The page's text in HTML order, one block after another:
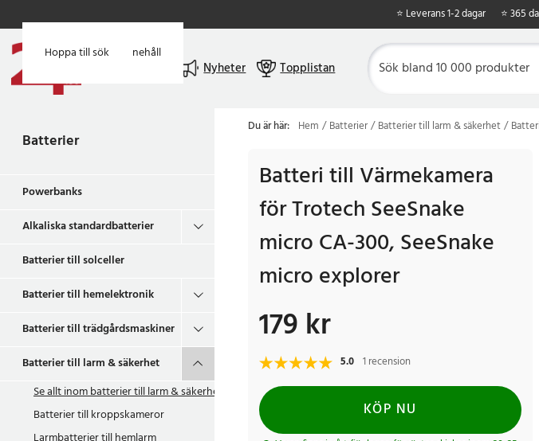
Hoppa till huvudinnehåll
Hoppa till sök
⭐ Leverans 1-2 dagar ⭐ 365
Nyheter Topplistan
Batterier
Powerbanks
Alkaliska standardbatterier
Batterier till solceller
Batterier till hemelektronik
Batterier till trädgårdsmaskiner
Batterier till larm & säkerhet
Se allt inombatterier till larm & säkerhet
Batterier till kroppskameror
Du är här: Hem Batterier Batterier till larm & säkerhet
Batteri till Värmekamera
för Trotech SeeSnake
micro CA-300, SeeSnake
micro explorer
Pris:179 kr
179 kr
5.0 1 recension
KÖP NU